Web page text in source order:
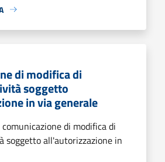
di modifica di
soggetto
in via generale
di modifica di
all'autorizzazione in